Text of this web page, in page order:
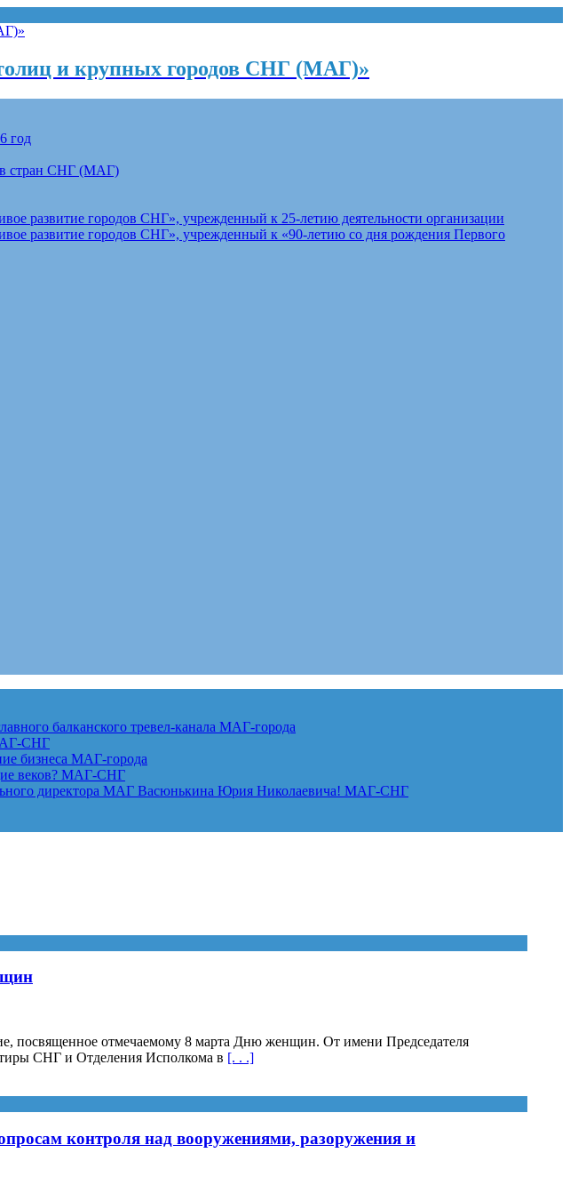
и крупных городов СНГ (МАГ)»
год
стран СНГ (МАГ)
развитие городов СНГ», учрежденный к 25-летию деятельности организации
развитие городов СНГ», учрежденный к «90-летию со дня рождения Первого
балканского тревел-канала МАГ-города
СНГ
бизнеса МАГ-города
веков? МАГ-СНГ
директора МАГ Васюнькина Юрия Николаевича! МАГ-СНГ
посвященное отмечаемому 8 марта Дню женщин. От имени Председателя
СНГ и Отделения Исполкома в [. . .]
контроля над вооружениями, разоружения и